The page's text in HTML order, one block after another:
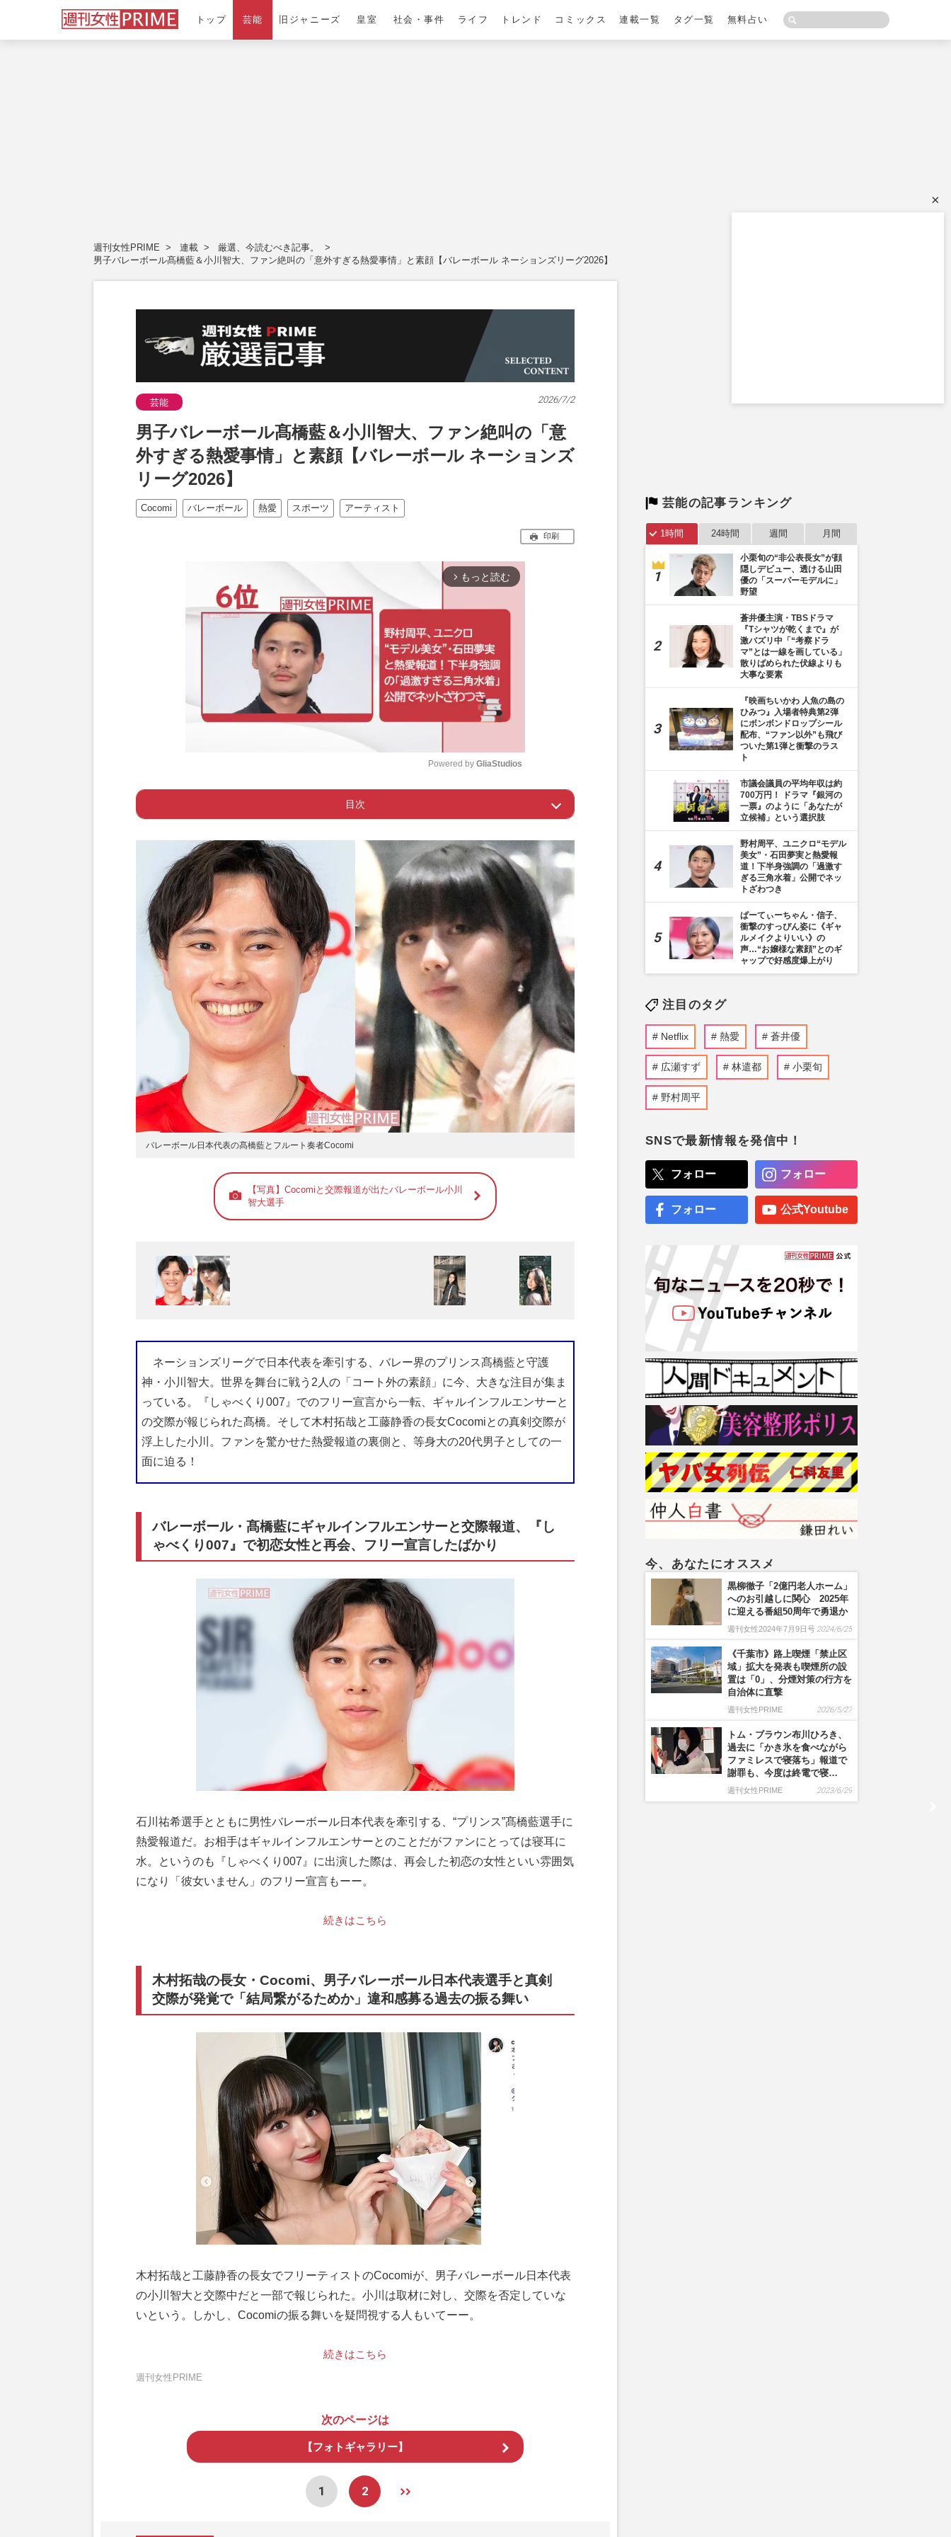
トップ 芸能 旧ジャニーズ 皇室 社会・事件 ライフ トレンド コミックス 連載一覧 タグ一覧 無料占い
週刊女性PRIME 連載
厳選、今読むべき記事。
男子バレーボール髙橋藍＆小川智大、ファン絶叫の「意外すぎる熱愛事情」と素顔【バレーボール ネーションズリーグ2026】
芸能 2026/7/2
男子バレーボール髙橋藍＆小川智大、ファン絶叫の「意
外すぎる熱愛事情」と素顔【バレーボール ネーションズ
リーグ2026】
Cocomi バレーボール 熱愛 スポーツ アーティスト
印刷
arrow_forward_ios もっと読む
t
e
Powered by GliaStudios
目次
Page 1
ー バレーボール・髙橋藍にギャルインフルエンサーと交際報道、
『しゃべくり007』で初恋女性と再会、フリー宣言したばかり
ー 木村拓哉の長女・Cocomi、男子バレーボール日本代表選手と真
剣交際が発覚で「結局繋がるためか」違和感募る過去の振る舞い
バレーボール日本代表の髙橋藍とフルート奏者Cocomi
【写真】Cocomiと交際報道が出たバレーボール小川
智大選手
ネーションズリーグで日本代表を牽引する、バレー界のプリンス髙橋藍と守護
神・小川智大。世界を舞台に戦う2人の「コート外の素顔」に今、大きな注目が集ま
っている。『しゃべくり007』でのフリー宣言から一転、ギャルインフルエンサーと
の交際が報じられた髙橋。そして木村拓哉と工藤静香の長女Cocomiとの真剣交際が
浮上した小川。ファンを驚かせた熱愛報道の裏側と、等身大の20代男子としての一
面に迫る！
バレーボール・髙橋藍にギャルインフルエンサーと交際報道、『し
ゃべくり007』で初恋女性と再会、フリー宣言したばかり
石川祐希選手とともに男性バレーボール日本代表を牽引する、“プリンス”髙橋藍選手に
熱愛報道だ。お相手はギャルインフルエンサーとのことだがファンにとっては寝耳に
水。というのも『しゃべくり007』に出演した際は、再会した初恋の女性といい雰囲気
になり「彼女いません」のフリー宣言もーー。
続きはこちら
木村拓哉の長女・Cocomi、男子バレーボール日本代表選手と真剣
交際が発覚で「結局繋がるためか」違和感募る過去の振る舞い
木村拓哉と工藤静香の長女でフリーティストのCocomiが、男子バレーボール日本代表
の小川智大と交際中だと一部で報じられた。小川は取材に対し、交際を否定していな
いという。しかし、Cocomiの振る舞いを疑問視する人もいてーー。
続きはこちら
週刊女性PRIME
次のページは
【フォトギャラリー】
1 2
芸能の記事ランキング
1時間 24時間 週間 月間
小栗旬の“非公表長女”が顔
隠しデビュー、透ける山田
優の「スーパーモデルに」
野望
蒼井優主演・TBSドラマ
『Tシャツが乾くまで』が
激バズリ中「“考察ドラ
マ”とは一線を画している」
散りばめられた伏線よりも
大事な要素
『映画ちいかわ 人魚の島の
ひみつ』入場者特典第2弾
にボンボンドロップシール
配布、“ファン以外”も飛び
ついた第1弾と衝撃のラス
ト
市議会議員の平均年収は約
700万円！ ドラマ『銀河の
一票』のように「あなたが
立候補」という選択肢
野村周平、ユニクロ“モデル
美女”・石田夢実と熱愛報
道！下半身強調の「過激す
ぎる三角水着」公開でネッ
トざわつき
ぱーてぃーちゃん・信子、
衝撃のすっぴん姿に《ギャ
ルメイクよりいい》の
声…“お嬢様な素顔”とのギ
ャップで好感度爆上がり
注目のタグ
Netflix 熱愛 蒼井優
広瀬すず 林遣都 小栗旬
野村周平
SNSで最新情報を発信中！
フォロー フォロー
フォロー 公式Youtube
今、あなたにオススメ
黒柳徹子「2億円老人ホーム」
へのお引越しに関心 2025年
に迎える番組50周年で勇退か
週刊女性2024年7月9日号 2024/6/25
《千葉市》路上喫煙「禁止区
域」拡大を発表も喫煙所の設
置は「0」、分煙対策の行方を
自治体に直撃
週刊女性PRIME 2026/5/27
トム・ブラウン布川ひろき、
過去に「かき氷を食べながら
ファミレスで寝落ち」報道で
謝罪も、今度は終電で寝…
週刊女性PRIME 2023/6/29
×